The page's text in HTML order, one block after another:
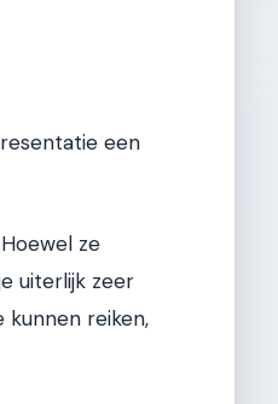
een
ze
uiterlijk zeer
reiken,